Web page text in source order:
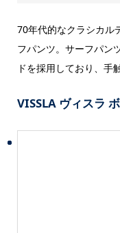
70年代的なクラシカル
フパンツ。サーフパン
ドを採用しており、手
VISSLA ヴィスラ